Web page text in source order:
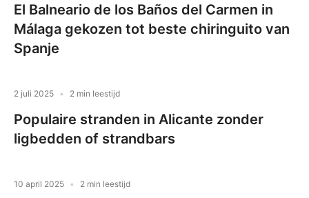
El Balneario de los Baños del Carmen in
Málaga gekozen tot beste chiringuito van
Spanje
2 juli 2025 2 min leestijd
Populaire stranden in Alicante zonder
ligbedden of strandbars
10 april 2025 2 min leestijd